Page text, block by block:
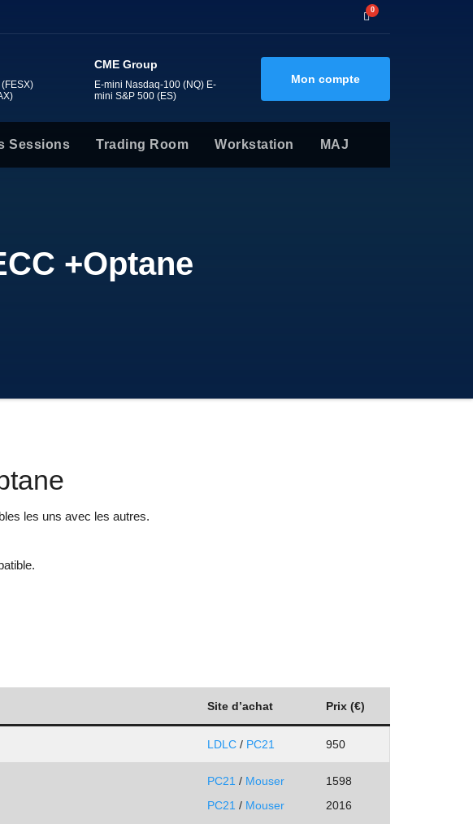
0
CME Group
E-mini Nasdaq-100 (NQ) E-
mini S&P 500 (ES)
Mon compte
Sessions Trading Room Workstation MAJ
+Optane
les uns avec les autres.
Site d’achat Prix (€)
LDLC / PC21 950
PC21 / Mouser
PC21 / Mouser
1598
2016